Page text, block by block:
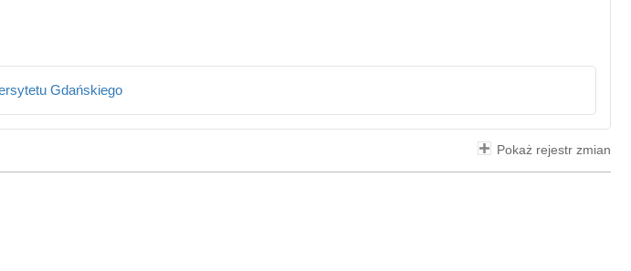
Gdańskiego
Pokaż rejestr zmian